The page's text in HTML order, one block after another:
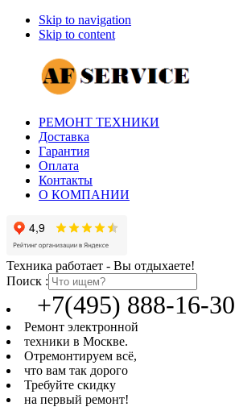
Skip to navigation
Skip to content
РЕМОНТ ТЕХНИКИ
Доставка
Гарантия
Оплата
Контакты
О КОМПАНИИ
Техника работает - Вы отдыхаете!
Поиск :
+7(495) 888-16-30
Ремонт электронной
техники в Москве.
Отремонтируем всё,
что вам так дорого
Требуйте скидку
на первый ремонт!